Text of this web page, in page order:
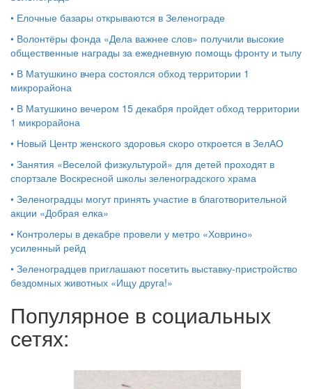
• Елочные базары открываются в Зеленограде
• Волонтёры фонда «Дела важнее слов» получили высокие
общественные награды за ежедневную помощь фронту и тылу
• В Матушкино вчера состоялся обход территории 1
микрорайона
• В Матушкино вечером 15 декабря пройдет обход территории
1 микрорайона
• Новый Центр женского здоровья скоро откроется в ЗелАО
• Занятия «Веселой физкультурой» для детей проходят в
спортзале Воскресной школы зеленоградского храма
• Зеленоградцы могут принять участие в благотворительной
акции «Добрая елка»
• Контролеры в декабре провели у метро «Ховрино»
усиленный рейд
• Зеленоградцев приглашают посетить выставку-пристройство
бездомных животных «Ищу друга!»
Популярное в социальных
сетях: